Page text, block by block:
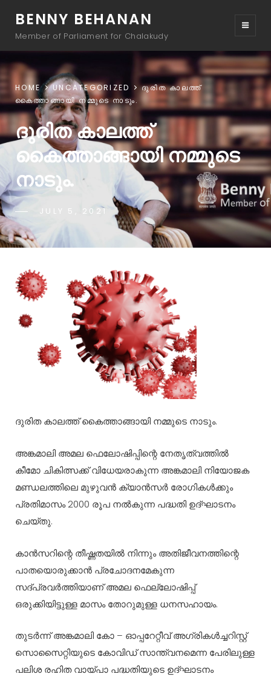
BENNY BEHANAN
Member of Parliament for Chalakudy
HOME UNCATEGORIZED
ദുരിത കാലത്ത്
കൈത്താങ്ങായി നമ്മുടെ നാടും.
ദുരിത കാലത്ത്
കൈത്താങ്ങായി നമ്മുടെ
നാടും.
JULY 5, 2021
ദുരിത കാലത്ത് കൈത്താങ്ങായി നമ്മുടെ നാടും.
അങ്കമാലി അമല ഫെലോഷിപ്പിന്റെ നേതൃത്വത്തിൽ
കീമോ ചികിത്സക്ക് വിധേയരാകുന്ന അങ്കമാലി നിയോജക
മണ്ഡലത്തിലെ മുഴുവൻ ക്യാൻസർ രോഗികൾക്കും
പ്രതിമാസം 2000 രൂപ നൽകുന്ന പദ്ധതി ഉദ്ഘാടനം
ചെയ്തു.
കാൻസറിന്റെ തീഷ്ണതയിൽ നിന്നും അതിജീവനത്തിന്റെ
പാതയൊരുക്കാൻ പ്രചോദനമേകുന്ന
സദ്പ്രവർത്തിയാണ് അമല ഫെല്ലോഷിപ്പ്
ഒരുക്കിയിട്ടുള്ള മാസം തോറുമുള്ള ധനസഹായം.
തുടർന്ന് അങ്കമാലി കോ – ഓപ്പറേറ്റീവ് അഗ്രികൾച്ചറിസ്റ്റ്
സൊസൈറ്റിയുടെ കോവിഡ് സാന്ത്വനമെന്ന പേരിലുള്ള
പലിശ രഹിത വായ്പാ പദ്ധതിയുടെ ഉദ്ഘാടനം